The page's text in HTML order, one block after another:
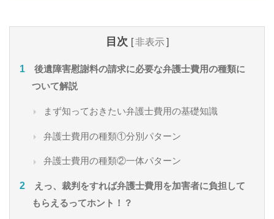
目次 [非表示]
後遺障害慰謝料の請求に必要な弁護士費用の種類に
ついて解説
まず知っておきたい弁護士費用の基礎知識
弁護士費用の種類①分別パターン
弁護士費用の種類②一体パターン
えっ、裁判をすれば弁護士費用を加害者に負担して
もらえるってホント！？